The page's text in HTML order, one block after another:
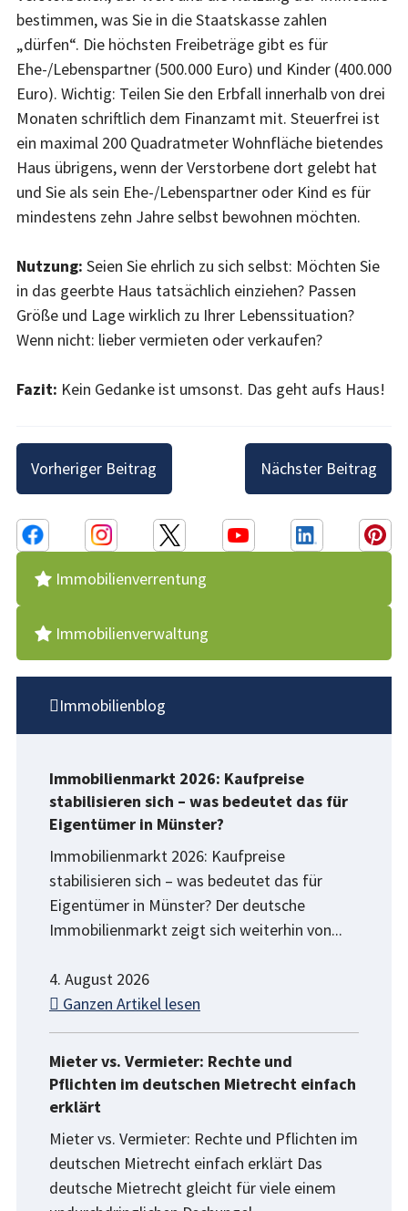
bestimmen, was Sie in die Staatskasse zahlen
„dürfen“. Die höchsten Freibeträge gibt es für
Ehe-/Lebenspartner (500.000 Euro) und Kinder (400.000
Euro). Wichtig: Teilen Sie den Erbfall innerhalb von drei
Monaten schriftlich dem Finanzamt mit. Steuerfrei ist
ein maximal 200 Quadratmeter Wohnfläche bietendes
Haus übrigens, wenn der Verstorbene dort gelebt hat
und Sie als sein Ehe-/Lebenspartner oder Kind es für
mindestens zehn Jahre selbst bewohnen möchten.
Nutzung: Seien Sie ehrlich zu sich selbst: Möchten Sie
in das geerbte Haus tatsächlich einziehen? Passen
Größe und Lage wirklich zu Ihrer Lebenssituation?
Wenn nicht: lieber vermieten oder verkaufen?
Fazit: Kein Gedanke ist umsonst. Das geht aufs Haus!
Beitragsnavigation
Vorheriger Beitrag Nächster Beitrag
Immobilienverrentung
Immobilienverwaltung
Immobilienblog
Immobilienmarkt 2026: Kaufpreise
stabilisieren sich – was bedeutet das für
Eigentümer in Münster?
Immobilienmarkt 2026: Kaufpreise
stabilisieren sich – was bedeutet das für
Eigentümer in Münster? Der deutsche
Immobilienmarkt zeigt sich weiterhin von...
4. August 2026
Ganzen Artikel lesen
Mieter vs. Vermieter: Rechte und
Pflichten im deutschen Mietrecht einfach
erklärt
Mieter vs. Vermieter: Rechte und Pflichten im
deutschen Mietrecht einfach erklärt Das
deutsche Mietrecht gleicht für viele einem